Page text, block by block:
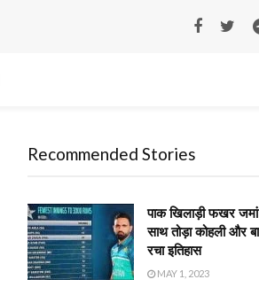
Recommended Stories
पाक खिलाड़ी फखर
साथ तोड़ा कोहली और
रचा इतिहास
MAY 1, 2023